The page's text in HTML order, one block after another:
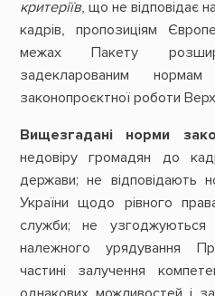
критеріїв, що не відповідає
кадрів, пропозиціям
межах Пакету
задекларованим
законопроєктної роботи
Вищезгадані норми
недовіру громадян до
держави; не відповідають
України щодо рівного
служби; не
належного урядування
частині залучення